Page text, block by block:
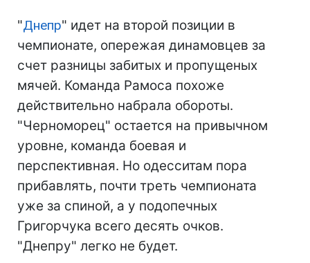
"Днепр" идет на второй позиции в
чемпионате, опережая динамовцев за
счет разницы забитых и пропущеных
мячей. Команда Рамоса похоже
действительно набрала обороты.
"Черноморец" остается на привычном
уровне, команда боевая и
перспективная. Но одесситам пора
прибавлять, почти треть чемпионата
уже за спиной, а у подопечных
Григорчука всего десять очков.
"Днепру" легко не будет.